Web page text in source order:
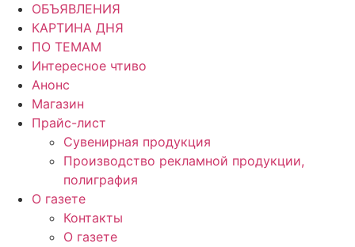
ОБЪЯВЛЕНИЯ
КАРТИНА ДНЯ
ПО ТЕМАМ
Интересное чтиво
Анонс
Магазин
Прайс-лист
Сувенирная продукция
Производство рекламной продукции,
полиграфия
О газете
Контакты
О газете